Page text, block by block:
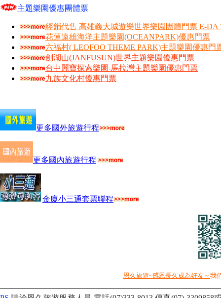
主題樂園優惠團體票
經銷代售 高雄義大城遊樂世界樂園團體門票 E-DA
花蓮遠雄海洋主題樂園(OCEANPARK)優惠門票
六福村( LEOFOO THEME PARK)主題樂園優惠門
劍湖山(JANFUSUN)世界主題樂園優惠門票
台中麗寶探索樂園-馬拉灣主題樂園優惠門票
九族文化村優惠門票
更多國外旅遊行程
更多國內旅遊行程
金廈小三通套票聯程
恩久旅遊~感恩長久成為好友～我